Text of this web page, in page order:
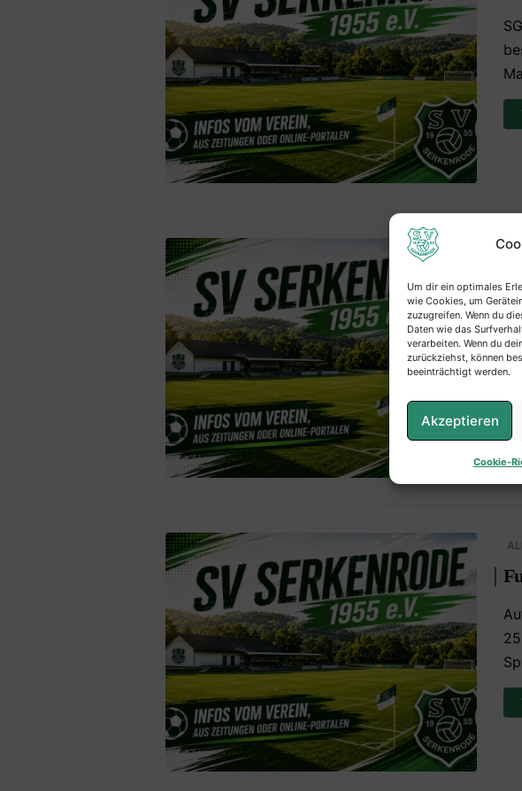
Um dir ein optimales
wie Cookies, um
zuzugreifen. Wenn du
Daten wie das
verarbeiten. Wenn du
zurückziehst, können
beeinträchtigt werden.
Akzeptieren
Cookie-